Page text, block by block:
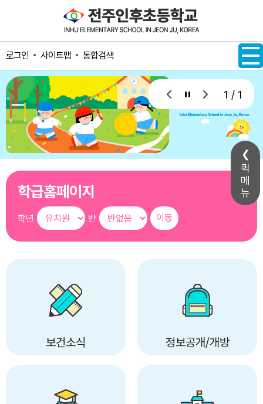
퀵
메
뉴
로그인 사이트맵 통합검색
1 / 1
학급홈페이지
학년 반
보건소식 정보공개/개방